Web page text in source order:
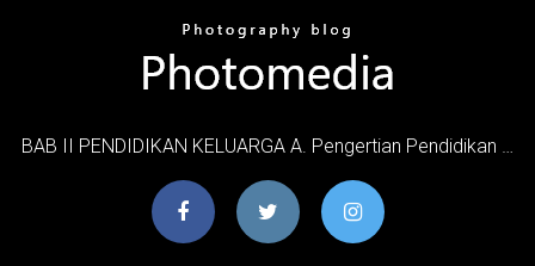
BAB II PENDIDIKAN KELUARGA A. Pengertian Pendidikan …